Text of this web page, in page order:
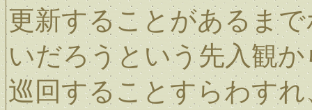
更新することがあるま
いだろうという先入観か
巡回することすらわす